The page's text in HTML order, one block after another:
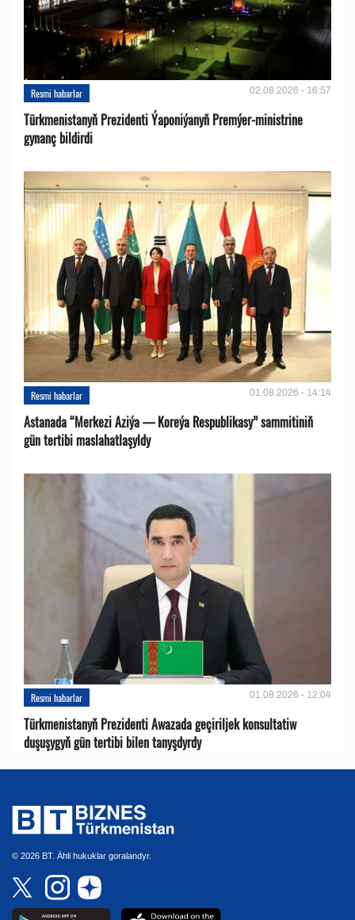
Resmi habarlar 02.08.2026 - 16:57
Türkmenistanyň Prezidenti Ýaponiýanyň Premýer-ministrine
gynanç bildirdi
Resmi habarlar 01.08.2026 - 14:14
Astanada “Merkezi Aziýa — Koreýa Respublikasy” sammitiniň
gün tertibi maslahatlaşyldy
Resmi habarlar 01.08.2026 - 12:04
Türkmenistanyň Prezidenti Awazada geçiriljek konsultatiw
duşuşygyň gün tertibi bilen tanyşdyrdy
© 2026 BT. Ähli hukuklar goralandyr.